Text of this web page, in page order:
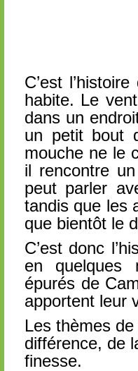
C’est
habite. Le
dans un
un petit bout
mouche ne le
il rencontre
peut parler
tandis que les
que bientôt le
C’est donc
en quelques
épurés de
apportent leur
Les thèmes
différence, de
finesse.